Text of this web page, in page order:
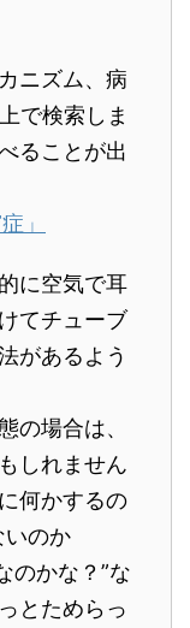
ニズム、病
で検索しま
ることが出
」
に空気で耳
てチューブ
があるよう
の場合は、
しれません
何かするの
いのか
のかな？”な
とためらっ